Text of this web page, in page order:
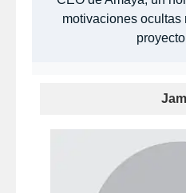
motivaciones ocultas